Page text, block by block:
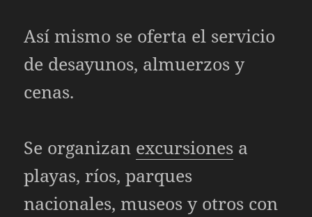
Así mismo se oferta el servicio
de desayunos, almuerzos y
cenas.
Se organizan excursiones a
playas, ríos, parques
nacionales, museos y otros con